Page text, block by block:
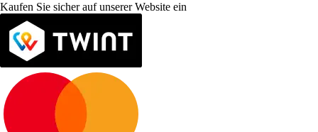
Kaufen Sie sicher auf unserer Website ein